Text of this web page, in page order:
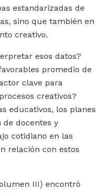
estandarizadas de
sino que también en
creativo.
esos datos?
promedio de
clave para
creativos?
educativos, los planes
docentes y
cotidiano en las
relación con estos
III) encontró